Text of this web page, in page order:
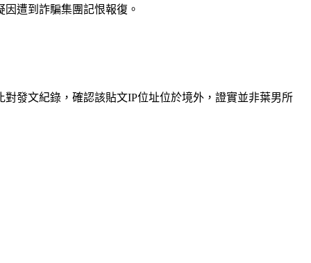
遭到詐騙集團記恨報復。
發文紀錄，確認該貼文IP位址位於境外，證實並非葉男所